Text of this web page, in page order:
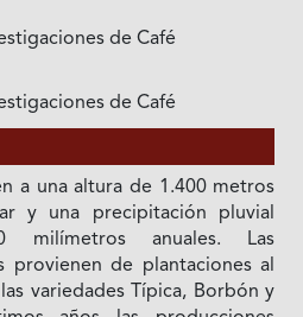
de Café
de Café
a una altura de 1.400 metros
y una precipitación pluvial
milímetros anuales. Las
provienen de plantaciones al
variedades Típica, Borbón y